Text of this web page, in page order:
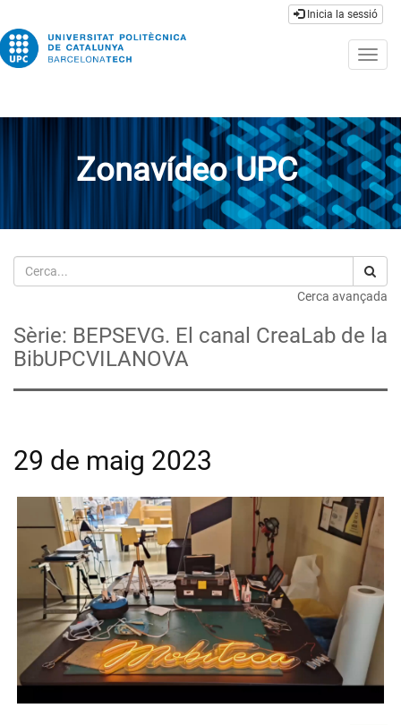
Inicia la sessió
Zonavídeo UPC
Cerca
Cerca avançada
Sèrie: BEPSEVG. El canal CreaLab de la
BibUPCVILANOVA
29 de maig 2023